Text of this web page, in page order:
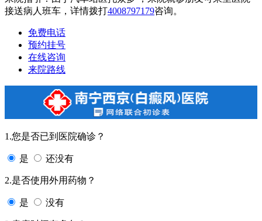
接送病人班车，详情拨打4008797179咨询。
免费电话
预约挂号
在线咨询
来院路线
1.您是否已到医院确诊？
是 还没有
2.是否使用外用药物？
是 没有